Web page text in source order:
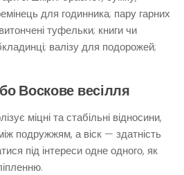
для годинника; пару гарних
туфельки; книги чи
валізу для подорожей;
Воскове весілля
міцні та стабільні відносини,
подружжям, а віск — здатність
під інтереси одне одного, як